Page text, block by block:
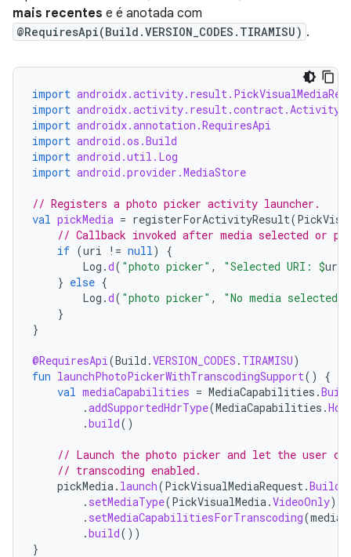
mais recentes e é anotada com
@RequiresApi(Build.VERSION_CODES.TIRAMISU) .
import
import
import androidx.annotation.RequiresApi
import android.os.Build
import android.util.Log
import android.provider.MediaStore
// Registers a photo picker activity launcher.
val pickMedia = registerForActivityResult(
// Callback invoked after media selected or
if (uri != null)
{
Log .d( "photo picker" , "Selected URI: $uri
} else {
Log .d( "photo picker" , "No media selected"
}
}
@RequiresApi(Build .VERSION_CODES . TIRAMISU)
fun launchPhotoPickerWithTranscodingSupport()
{
val mediaCapabilities = MediaCapabilities .
.addSupportedHdrType(MediaCapabilities .
.build()
// Launch the photo picker and let the user
// transcoding enabled.
pickMedia. launch(PickVisualMediaRequest.
. setMediaType(PickVisualMedia.VideoOnly)
. setMediaCapabilitiesForTranscoding(
.build())
}